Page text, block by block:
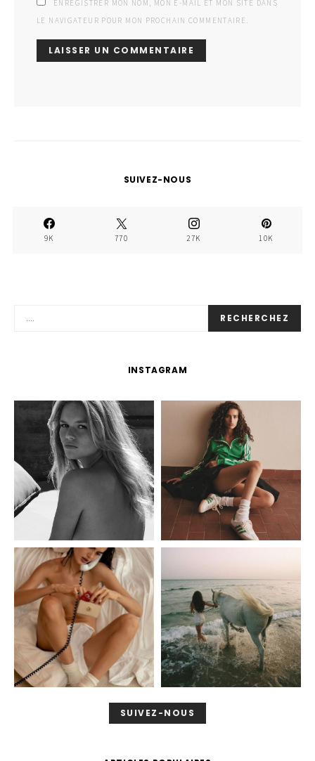
ENREGISTRER MON NOM, MON E-MAIL ET MON SITE DANS
LE NAVIGATEUR POUR MON PROCHAIN COMMENTAIRE.
SUIVEZ-NOUS
9K 770 27K 10K
RECHERCHEZ
INSTAGRAM
SUIVEZ-NOUS